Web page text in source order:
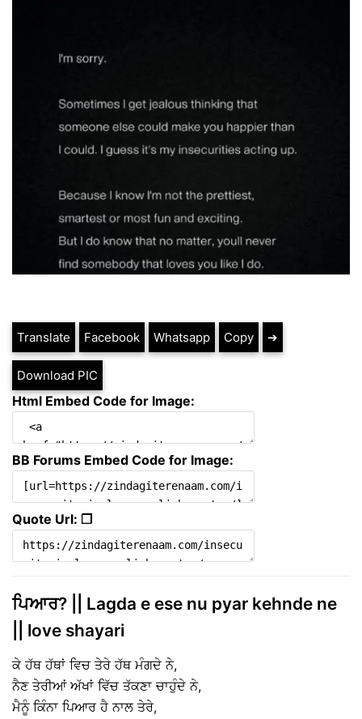
Translate Facebook Whatsapp Copy ➔
Download PIC
Html Embed Code for Image:
BB Forums Embed Code for Image:
Quote Url: ❐
ਪਿਆਰ? || Lagda e ese nu pyar kehnde ne
|| love shayari
ਕੇ ਹੱਥ ਹੱਥਾਂ ਵਿਚ ਤੇਰੇ ਹੱਥ ਮੰਗਦੇ ਨੇ,
ਨੈਣ ਤੇਰੀਆਂ ਅੱਖਾਂ ਵਿੱਚ ਤੱਕਣਾ ਚਾਹੁੰਦੇ ਨੇ,
ਮੈਨੂੰ ਕਿੰਨਾ ਪਿਆਰ ਹੈ ਨਾਲ ਤੇਰੇ,